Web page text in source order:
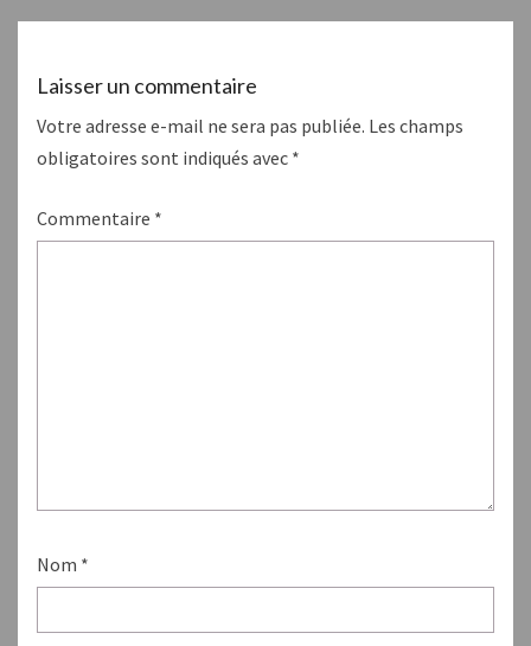
Laisser un commentaire
Votre adresse e-mail ne sera pas publiée. Les champs
obligatoires sont indiqués avec *
Commentaire *
Nom *